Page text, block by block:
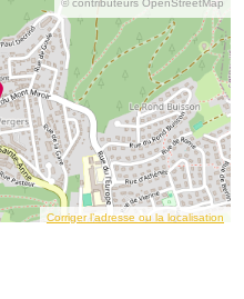
© contributeurs OpenStreetMap
Corriger l’adresse ou la localisation